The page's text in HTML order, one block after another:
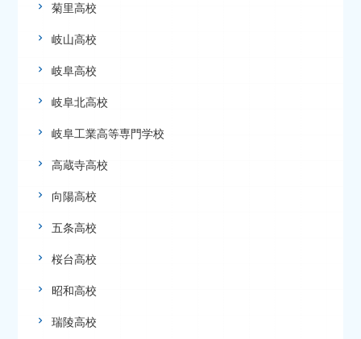
菊里高校
岐山高校
岐阜高校
岐阜北高校
岐阜工業高等専門学校
高蔵寺高校
向陽高校
五条高校
桜台高校
昭和高校
瑞陵高校